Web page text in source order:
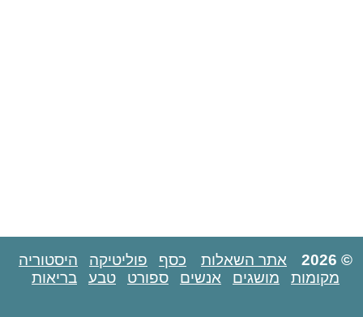
© 2026 אתר השאלות כסף פוליטיקה
היסטוריה
מקומות
מושגים אנשים ספורט טבע בריאות